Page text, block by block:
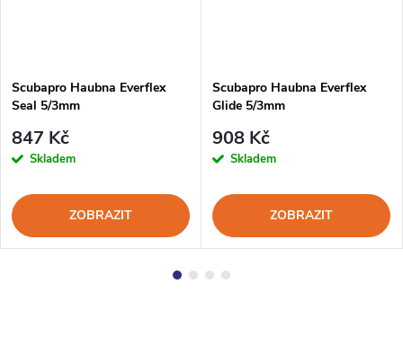
Scubapro Haubna Everflex
Seal 5/3mm
847 Kč
Skladem
ZOBRAZIT
Scubapro Haubna Everflex
Glide 5/3mm
908 Kč
Skladem
ZOBRAZIT